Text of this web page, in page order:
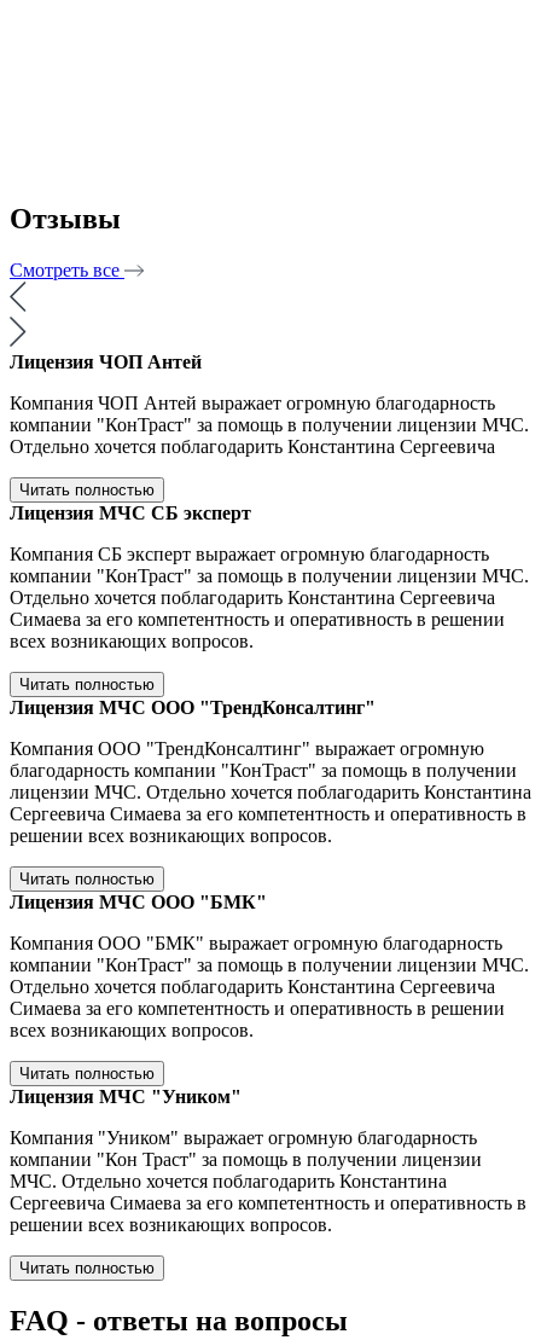
Отзывы
Смотреть все
Лицензия ЧОП Антей
Компания ЧОП Антей выражает огромную благодарность
компании "КонТраст" за помощь в получении лицензии МЧС.
Отдельно хочется поблагодарить Константина Сергеевича
Читать полностью
Лицензия МЧС СБ эксперт
Компания СБ эксперт выражает огромную благодарность
компании "КонТраст" за помощь в получении лицензии МЧС.
Отдельно хочется поблагодарить Константина Сергеевича
Симаева за его компетентность и оперативность в решении
всех возникающих вопросов.
Читать полностью
Лицензия МЧС ООО "ТрендКонсалтинг"
Компания ООО "ТрендКонсалтинг" выражает огромную
благодарность компании "КонТраст" за помощь в получении
лицензии МЧС. Отдельно хочется поблагодарить Константина
Сергеевича Симаева за его компетентность и оперативность в
решении всех возникающих вопросов.
Читать полностью
Лицензия МЧС ООО "БМК"
Компания ООО "БМК" выражает огромную благодарность
компании "КонТраст" за помощь в получении лицензии МЧС.
Отдельно хочется поблагодарить Константина Сергеевича
Симаева за его компетентность и оперативность в решении
всех возникающих вопросов.
Читать полностью
Лицензия МЧС "Уником"
Компания "Уником" выражает огромную благодарность
компании "Кон Траст" за помощь в получении лицензии
МЧС. Отдельно хочется поблагодарить Константина
Сергеевича Симаева за его компетентность и оперативность в
решении всех возникающих вопросов.
Читать полностью
FAQ - ответы на вопросы